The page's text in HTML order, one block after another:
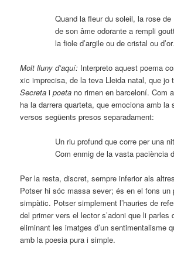
Quand la fleur du soleil, la rose de
de son âme odorante a rempli
la fiole d’argile ou de cristal ou
Molt lluny d’aquí: Interpreto aquest poema
xic imprecisa, de la teva Lleida natal, que jo
Secretaipoeta no rimen en barceloní. Com
ha la darrera quarteta, que emociona amb la
versos següents presos separadament:
Un riu profund que corre per una
Com enmig de la vasta paciència
Per la resta, discret, sempre inferior als
Potser hi sóc massa sever; és en el fons un
simpàtic. Potser simplement l’hauries de
del primer vers el lector s’adoni que li
eliminant les imatges d’un sentimentalisme
amb la poesia pura i simple.